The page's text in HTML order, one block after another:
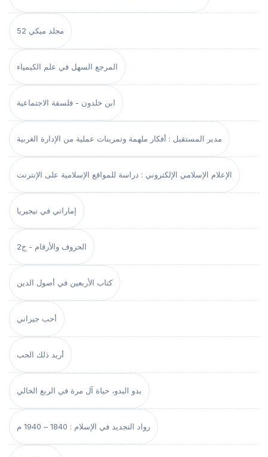
مجلد ميكي 52
المرجع السهل في علم الكيمياء
ابن خلدون - فلسفة الاجتماعية
مدير المستقبل : أفكار ملهمة وتمرينات عملية من الإدارة الغربية
الإعلام الإسلامي الإلكتروني : دراسة للمواقع الإسلامية على الإنترنت
إماراتي في نيجيريا
الحروف والأرقام - ج2
كتاب الأربعين في أصول الدين
أحب جيراني
أريد ذلك الحب
بدو البدو، حياة آل مرة في الربع الخالي
رواد التجديد في الإسلام : 1840 – 1940 م